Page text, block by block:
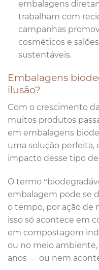
embalagens
trabalham com
campanhas
cosméticos e
sustentáveis.
Embalagens
ilusão?
Com o crescimento
muitos produtos
em embalagens
uma solução perfeita,
impacto desse tipo
O termo
embalagem pode se
o tempo, por ação de
isso só acontece em
em compostagem
ou no meio
anos — ou nem